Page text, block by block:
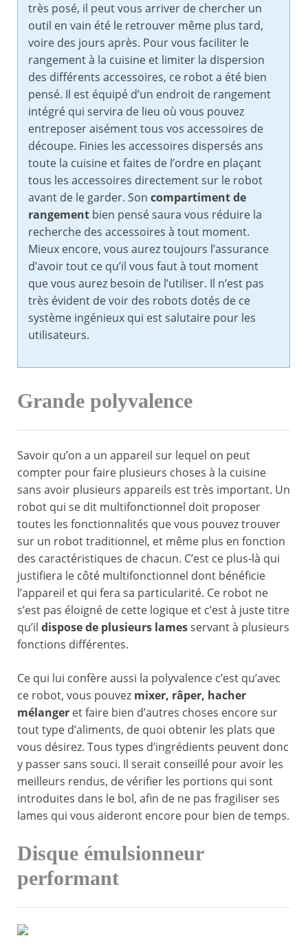
très posé, il peut vous arriver de chercher un
outil en vain été le retrouver même plus tard,
voire des jours après. Pour vous faciliter le
rangement à la cuisine et limiter la dispersion
des différents accessoires, ce robot a été bien
pensé. Il est équipé d’un endroit de rangement
intégré qui servira de lieu où vous pouvez
entreposer aisément tous vos accessoires de
découpe. Finies les accessoires dispersés ans
toute la cuisine et faites de l’ordre en plaçant
tous les accessoires directement sur le robot
avant de le garder. Son compartiment de
rangement bien pensé saura vous réduire la
recherche des accessoires à tout moment.
Mieux encore, vous aurez toujours l’assurance
d’avoir tout ce qu’il vous faut à tout moment
que vous aurez besoin de l’utiliser. Il n’est pas
très évident de voir des robots dotés de ce
système ingénieux qui est salutaire pour les
utilisateurs.
Grande polyvalence
Savoir qu’on a un appareil sur lequel on peut
compter pour faire plusieurs choses à la cuisine
sans avoir plusieurs appareils est très important. Un
robot qui se dit multifonctionnel doit proposer
toutes les fonctionnalités que vous pouvez trouver
sur un robot traditionnel, et même plus en fonction
des caractéristiques de chacun. C’est ce plus-là qui
justifiera le côté multifonctionnel dont bénéficie
l’appareil et qui fera sa particularité. Ce robot ne
s’est pas éloigné de cette logique et c’est à juste titre
qu’il dispose de plusieurs lamesservant à plusieurs
fonctions différentes.
Ce qui lui confère aussi la polyvalence c’est qu’avec
ce robot, vous pouvez mixer, râper, hacher
mélanger et faire bien d’autres choses encore sur
tout type d’aliments, de quoi obtenir les plats que
vous désirez. Tous types d’ingrédients peuvent donc
y passer sans souci. Il serait conseillé pour avoir les
meilleurs rendus, de vérifier les portions qui sont
introduites dans le bol, afin de ne pas fragiliser ses
lames qui vous aideront encore pour bien de temps.
Disque émulsionneur
performant